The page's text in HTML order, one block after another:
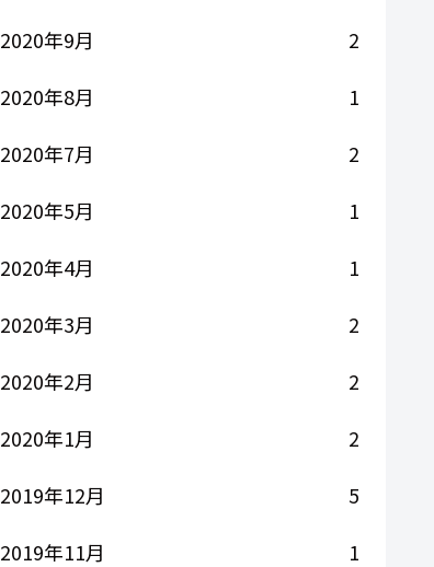
2020年9月
2
2020年8月
1
2020年7月
2
2020年5月
1
2020年4月
1
2020年3月
2
2020年2月
2
2020年1月
2
2019年12月
5
2019年11月
1